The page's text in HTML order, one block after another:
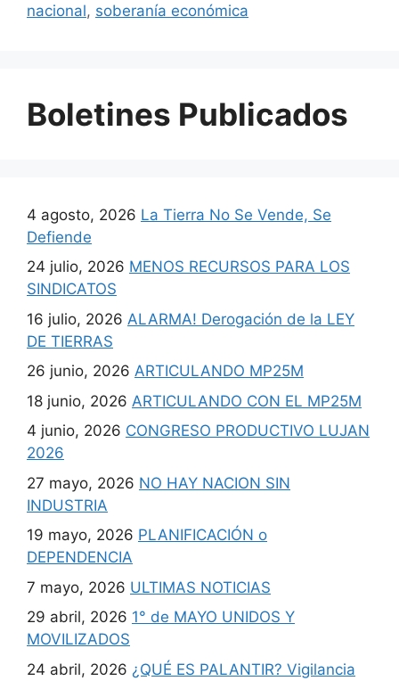
nacional, soberanía económica
Boletines Publicados
4 agosto, 2026 La Tierra No Se Vende, Se
Defiende
24 julio, 2026 MENOS RECURSOS PARA LOS
SINDICATOS
16 julio, 2026 ALARMA! Derogación de la LEY
DE TIERRAS
26 junio, 2026 ARTICULANDO MP25M
18 junio, 2026 ARTICULANDO CON EL MP25M
4 junio, 2026 CONGRESO PRODUCTIVO LUJAN
2026
27 mayo, 2026 NO HAY NACION SIN
INDUSTRIA
19 mayo, 2026 PLANIFICACIÓN o
DEPENDENCIA
7 mayo, 2026 ULTIMAS NOTICIAS
29 abril, 2026 1° de MAYO UNIDOS Y
MOVILIZADOS
24 abril, 2026 ¿QUÉ ES PALANTIR? Vigilancia